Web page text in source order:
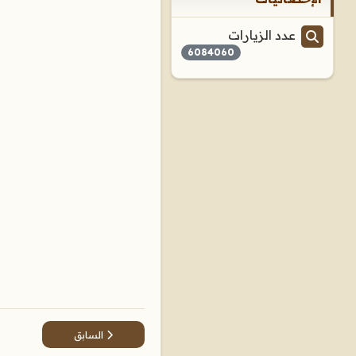
عدد الزيارات
6084060
المقال السابق: ما معنى
السابق